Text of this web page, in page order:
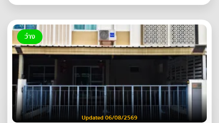
ว่าง
Updated 06/08/2569